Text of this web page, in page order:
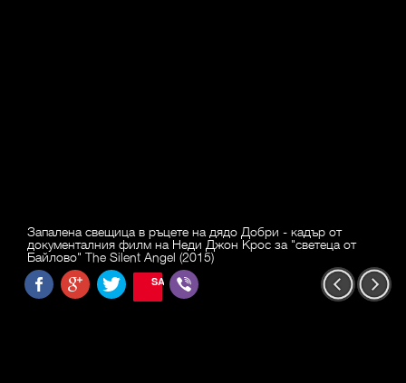
Запалена свещица в ръцете на дядо Добри - кадър от
документалния филм на Неди Джон Крос за "светеца от
Байлово" The Silent Angel (2015)
SAVE